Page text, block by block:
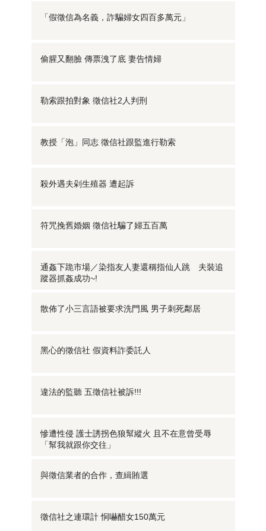
「假徵信為名義，詐騙婦女四百多萬元」
偷腥又翻臉 傳票洩了底 妻告情婦
勒索跟拍對象 徵信社2人判刑
教授「泡」同志 徵信社跟監進行勒索
殺外遇夫剁生殖器 遭起訴
符咒挽舊婚姻 徵信社騙了婦五百萬
通姦下跪市場／染指友人妻還稱指仙人跳 夫裝追
蹤器抓姦成功~!
散佈了小三言語被要求洗門風 男子刺死鄰居
黑心的徵信社 假資料詐委託人
違法的監聽 五徵信社被訴!!!
慘遭性侵 護士誘拐色狼幫縱火 且不在意曾受辱
「幫我就跟你交往」
與徵信業者的合作，查緝賄選
徵信社之連環計 恫嚇醋女150萬元